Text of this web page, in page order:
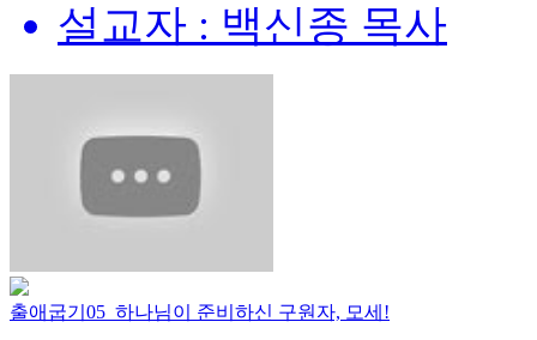
설교자 : 백신종 목사
출애굽기05_하나님이 준비하신 구원자, 모세!